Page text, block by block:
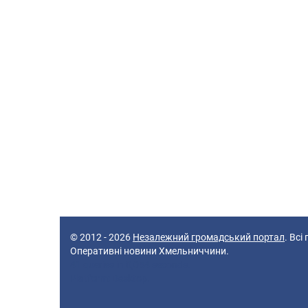
© 2012 - 2026 Незалежний громадський портал. Всі
Оперативні новини Хмельниччини.